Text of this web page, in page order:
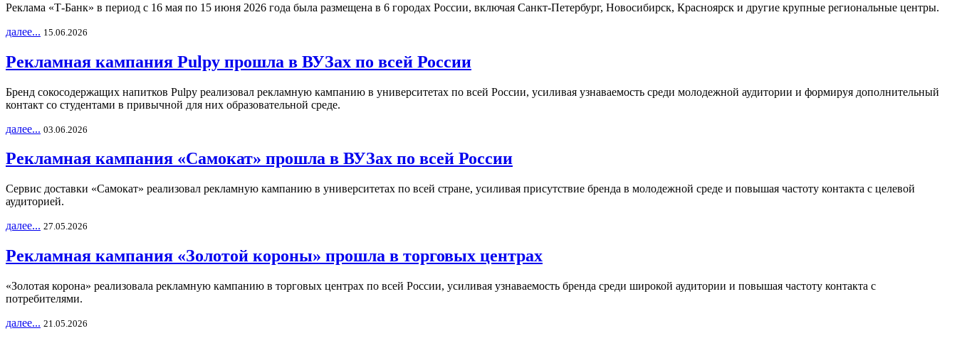
Реклама «Т-Банк» в период с 16 мая по 15 июня 2026 года была размещена в 6 городах России, включая Санкт-Петербург, Новосибирск, Красноярск и другие крупные региональные центры.
далее... 15.06.2026
Рекламная кампания Pulpy прошла в ВУЗах по всей России
Бренд сокосодержащих напитков Pulpy реализовал рекламную кампанию в университетах по всей России, усиливая узнаваемость среди молодежной аудитории и формируя дополнительный
контакт со студентами в привычной для них образовательной среде.
далее... 03.06.2026
Рекламная кампания «Самокат» прошла в ВУЗах по всей России
Сервис доставки «Самокат» реализовал рекламную кампанию в университетах по всей стране, усиливая присутствие бренда в молодежной среде и повышая частоту контакта с целевой
аудиторией.
далее... 27.05.2026
Рекламная кампания «Золотой короны» прошла в торговых центрах
«Золотая корона» реализовала рекламную кампанию в торговых центрах по всей России, усиливая узнаваемость бренда среди широкой аудитории и повышая частоту контакта с
потребителями.
далее... 21.05.2026